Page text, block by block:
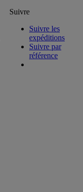
Suivre
Suivre les
expéditions
Suivre par
référence